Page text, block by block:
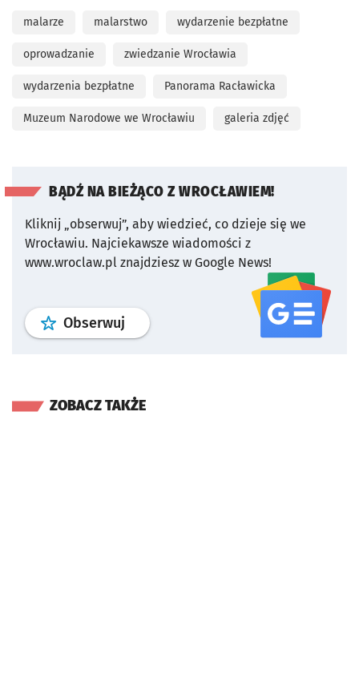
malarze malarstwo wydarzenie bezpłatne
oprowadzanie zwiedzanie Wrocławia
wydarzenia bezpłatne Panorama Racławicka
Muzeum Narodowe we Wrocławiu galeria zdjęć
BĄDŹ NA BIEŻĄCO Z WROCŁAWIEM!
Kliknij „obserwuj”, aby wiedzieć, co dzieje się we
Wrocławiu. Najciekawsze wiadomości z
www.wroclaw.pl znajdziesz w Google News!
Obserwuj profil serwisu
ZOBACZ TAKŻE